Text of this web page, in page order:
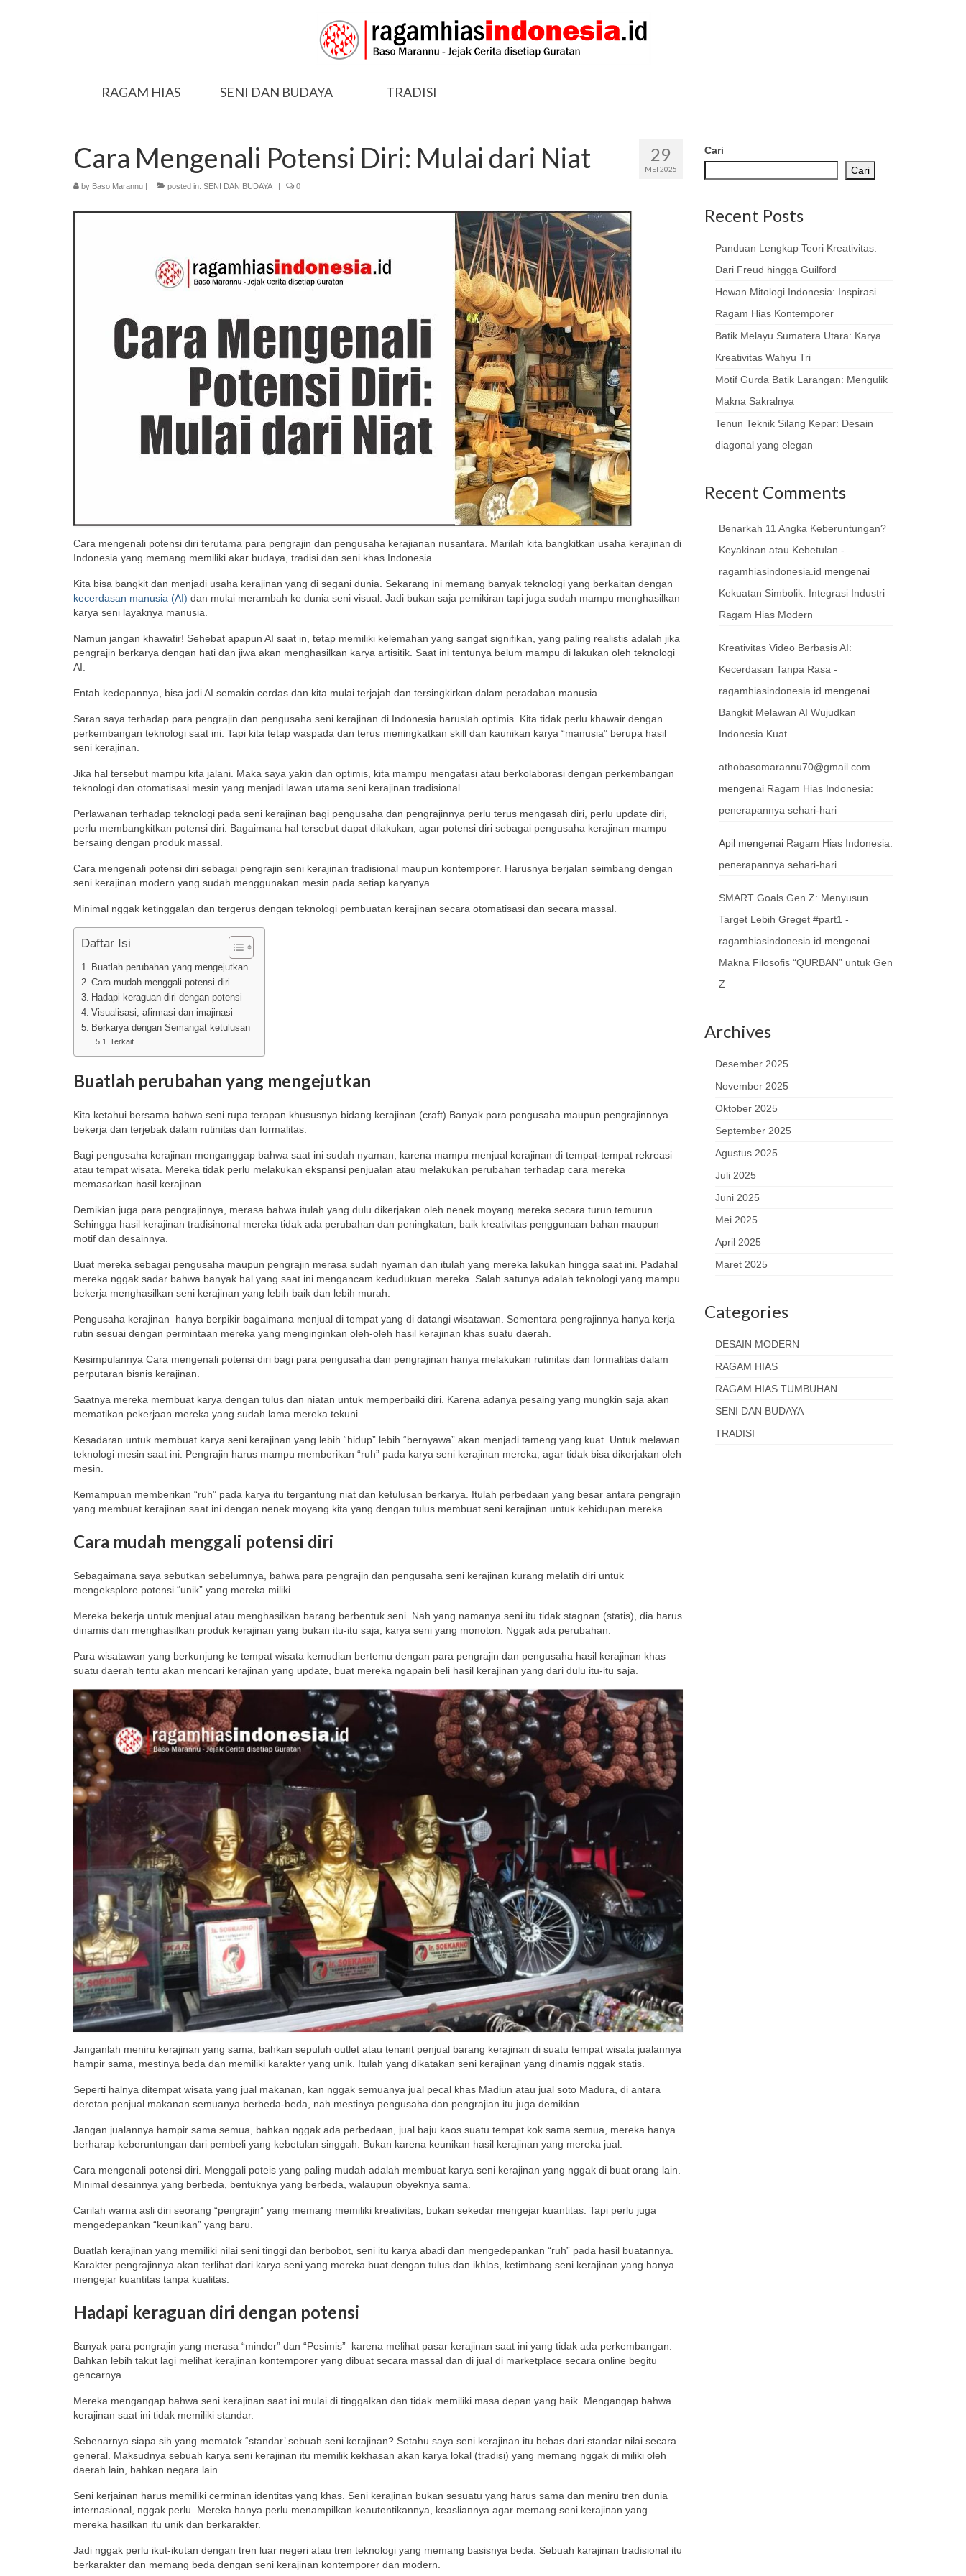
RAGAM HIAS SENI DAN BUDAYA TRADISI
29
MEI 2025
Cara Mengenali Potensi Diri: Mulai dari Niat
by Baso Marannu | posted in: SENI DAN BUDAYA | 0
Cara mengenali potensi diri terutama para pengrajin dan pengusaha kerajianan nusantara. Marilah kita bangkitkan usaha kerajinan di
Indonesia yang memang memiliki akar budaya, tradisi dan seni khas Indonesia.
Kita bisa bangkit dan menjadi usaha kerajinan yang di segani dunia. Sekarang ini memang banyak teknologi yang berkaitan dengan
kecerdasan manusia (AI) dan mulai merambah ke dunia seni visual. Jadi bukan saja pemikiran tapi juga sudah mampu menghasilkan
karya seni layaknya manusia.
Namun jangan khawatir! Sehebat apapun AI saat in, tetap memiliki kelemahan yang sangat signifikan, yang paling realistis adalah jika
pengrajin berkarya dengan hati dan jiwa akan menghasilkan karya artisitik. Saat ini tentunya belum mampu di lakukan oleh teknologi
AI.
Entah kedepannya, bisa jadi AI semakin cerdas dan kita mulai terjajah dan tersingkirkan dalam peradaban manusia.
Saran saya terhadap para pengrajin dan pengusaha seni kerajinan di Indonesia haruslah optimis. Kita tidak perlu khawair dengan
perkembangan teknologi saat ini. Tapi kita tetap waspada dan terus meningkatkan skill dan kaunikan karya “manusia” berupa hasil
seni kerajinan.
Jika hal tersebut mampu kita jalani. Maka saya yakin dan optimis, kita mampu mengatasi atau berkolaborasi dengan perkembangan
teknologi dan otomatisasi mesin yang menjadi lawan utama seni kerajinan tradisional.
Perlawanan terhadap teknologi pada seni kerajinan bagi pengusaha dan pengrajinnya perlu terus mengasah diri, perlu update diri,
perlu membangkitkan potensi diri. Bagaimana hal tersebut dapat dilakukan, agar potensi diri sebagai pengusaha kerajinan mampu
bersaing dengan produk massal.
Cara mengenali potensi diri sebagai pengrajin seni kerajinan tradisional maupun kontemporer. Harusnya berjalan seimbang dengan
seni kerajinan modern yang sudah menggunakan mesin pada setiap karyanya.
Minimal nggak ketinggalan dan tergerus dengan teknologi pembuatan kerajinan secara otomatisasi dan secara massal.
Daftar Isi
Buatlah perubahan yang mengejutkan
Cara mudah menggali potensi diri
Hadapi keraguan diri dengan potensi
Visualisasi, afirmasi dan imajinasi
Berkarya dengan Semangat ketulusan
Terkait
Buatlah perubahan yang mengejutkan
Kita ketahui bersama bahwa seni rupa terapan khususnya bidang kerajinan (craft).Banyak para pengusaha maupun pengrajinnnya
bekerja dan terjebak dalam rutinitas dan formalitas.
Bagi pengusaha kerajinan menganggap bahwa saat ini sudah nyaman, karena mampu menjual kerajinan di tempat-tempat rekreasi
atau tempat wisata. Mereka tidak perlu melakukan ekspansi penjualan atau melakukan perubahan terhadap cara mereka
memasarkan hasil kerajinan.
Demikian juga para pengrajinnya, merasa bahwa itulah yang dulu dikerjakan oleh nenek moyang mereka secara turun temurun.
Sehingga hasil kerajinan tradisinonal mereka tidak ada perubahan dan peningkatan, baik kreativitas penggunaan bahan maupun
motif dan desainnya.
Buat mereka sebagai pengusaha maupun pengrajin merasa sudah nyaman dan itulah yang mereka lakukan hingga saat ini. Padahal
mereka nggak sadar bahwa banyak hal yang saat ini mengancam kedudukuan mereka. Salah satunya adalah teknologi yang mampu
bekerja menghasilkan seni kerajinan yang lebih baik dan lebih murah.
Pengusaha kerajinan hanya berpikir bagaimana menjual di tempat yang di datangi wisatawan. Sementara pengrajinnya hanya kerja
rutin sesuai dengan permintaan mereka yang menginginkan oleh-oleh hasil kerajinan khas suatu daerah.
Kesimpulannya Cara mengenali potensi diri bagi para pengusaha dan pengrajinan hanya melakukan rutinitas dan formalitas dalam
perputaran bisnis kerajinan.
Saatnya mereka membuat karya dengan tulus dan niatan untuk memperbaiki diri. Karena adanya pesaing yang mungkin saja akan
mematikan pekerjaan mereka yang sudah lama mereka tekuni.
Kesadaran untuk membuat karya seni kerajinan yang lebih “hidup” lebih “bernyawa” akan menjadi tameng yang kuat. Untuk melawan
teknologi mesin saat ini. Pengrajin harus mampu memberikan “ruh” pada karya seni kerajinan mereka, agar tidak bisa dikerjakan oleh
mesin.
Kemampuan memberikan “ruh” pada karya itu tergantung niat dan ketulusan berkarya. Itulah perbedaan yang besar antara pengrajin
yang membuat kerajinan saat ini dengan nenek moyang kita yang dengan tulus membuat seni kerajinan untuk kehidupan mereka.
Cara mudah menggali potensi diri
Sebagaimana saya sebutkan sebelumnya, bahwa para pengrajin dan pengusaha seni kerajinan kurang melatih diri untuk
mengeksplore potensi “unik” yang mereka miliki.
Mereka bekerja untuk menjual atau menghasilkan barang berbentuk seni. Nah yang namanya seni itu tidak stagnan (statis), dia harus
dinamis dan menghasilkan produk kerajinan yang bukan itu-itu saja, karya seni yang monoton. Nggak ada perubahan.
Para wisatawan yang berkunjung ke tempat wisata kemudian bertemu dengan para pengrajin dan pengusaha hasil kerajinan khas
suatu daerah tentu akan mencari kerajinan yang update, buat mereka ngapain beli hasil kerajinan yang dari dulu itu-itu saja.
Janganlah meniru kerajinan yang sama, bahkan sepuluh outlet atau tenant penjual barang kerajinan di suatu tempat wisata jualannya
hampir sama, mestinya beda dan memiliki karakter yang unik. Itulah yang dikatakan seni kerajinan yang dinamis nggak statis.
Seperti halnya ditempat wisata yang jual makanan, kan nggak semuanya jual pecal khas Madiun atau jual soto Madura, di antara
deretan penjual makanan semuanya berbeda-beda, nah mestinya pengusaha dan pengrajian itu juga demikian.
Jangan jualannya hampir sama semua, bahkan nggak ada perbedaan, jual baju kaos suatu tempat kok sama semua, mereka hanya
berharap keberuntungan dari pembeli yang kebetulan singgah. Bukan karena keunikan hasil kerajinan yang mereka jual.
Cara mengenali potensi diri. Menggali poteis yang paling mudah adalah membuat karya seni kerajinan yang nggak di buat orang lain.
Minimal desainnya yang berbeda, bentuknya yang berbeda, walaupun obyeknya sama.
Carilah warna asli diri seorang “pengrajin” yang memang memiliki kreativitas, bukan sekedar mengejar kuantitas. Tapi perlu juga
mengedepankan “keunikan” yang baru.
Buatlah kerajinan yang memiliki nilai seni tinggi dan berbobot, seni itu karya abadi dan mengedepankan “ruh” pada hasil buatannya.
Karakter pengrajinnya akan terlihat dari karya seni yang mereka buat dengan tulus dan ikhlas, ketimbang seni kerajinan yang hanya
mengejar kuantitas tanpa kualitas.
Hadapi keraguan diri dengan potensi
Banyak para pengrajin yang merasa “minder” dan “Pesimis” karena melihat pasar kerajinan saat ini yang tidak ada perkembangan.
Bahkan lebih takut lagi melihat kerajinan kontemporer yang dibuat secara massal dan di jual di marketplace secara online begitu
gencarnya.
Mereka mengangap bahwa seni kerajinan saat ini mulai di tinggalkan dan tidak memiliki masa depan yang baik. Mengangap bahwa
kerajinan saat ini tidak memiliki standar.
Sebenarnya siapa sih yang mematok “standar’ sebuah seni kerajinan? Setahu saya seni kerajinan itu bebas dari standar nilai secara
general. Maksudnya sebuah karya seni kerajinan itu memilik kekhasan akan karya lokal (tradisi) yang memang nggak di miliki oleh
daerah lain, bahkan negara lain.
Seni kerjainan harus memiliki cerminan identitas yang khas. Seni kerajinan bukan sesuatu yang harus sama dan meniru tren dunia
internasional, nggak perlu. Mereka hanya perlu menampilkan keautentikannya, keasliannya agar memang seni kerajinan yang
mereka hasilkan itu unik dan berkarakter.
Jadi nggak perlu ikut-ikutan dengan tren luar negeri atau tren teknologi yang memang basisnya beda. Sebuah karajinan tradisional itu
berkarakter dan memang beda dengan seni kerajinan kontemporer dan modern.
Cari
Cari
Recent Posts
Panduan Lengkap Teori Kreativitas:
Dari Freud hingga Guilford
Hewan Mitologi Indonesia: Inspirasi
Ragam Hias Kontemporer
Batik Melayu Sumatera Utara: Karya
Kreativitas Wahyu Tri
Motif Gurda Batik Larangan: Mengulik
Makna Sakralnya
Tenun Teknik Silang Kepar: Desain
diagonal yang elegan
Recent Comments
Benarkah 11 Angka Keberuntungan?
Keyakinan atau Kebetulan -
ragamhiasindonesia.id mengenai
Kekuatan Simbolik: Integrasi Industri
Ragam Hias Modern
Kreativitas Video Berbasis AI:
Kecerdasan Tanpa Rasa -
ragamhiasindonesia.id mengenai
Bangkit Melawan AI Wujudkan
Indonesia Kuat
athobasomarannu70@gmail.com
mengenai Ragam Hias Indonesia:
penerapannya sehari-hari
Apilmengenai Ragam Hias Indonesia:
penerapannya sehari-hari
SMART Goals Gen Z: Menyusun
Target Lebih Greget #part1 -
ragamhiasindonesia.id mengenai
Makna Filosofis “QURBAN” untuk Gen
Z
Archives
Desember 2025
November 2025
Oktober 2025
September 2025
Agustus 2025
Juli 2025
Juni 2025
Mei 2025
April 2025
Maret 2025
Categories
DESAIN MODERN
RAGAM HIAS
RAGAM HIAS TUMBUHAN
SENI DAN BUDAYA
TRADISI